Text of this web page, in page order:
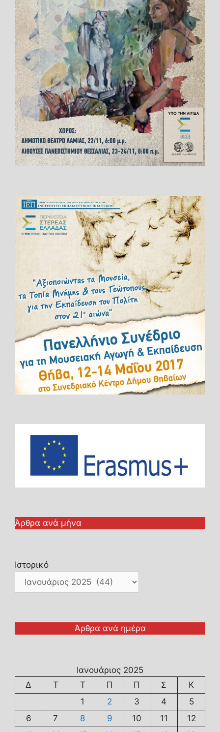
Άρθρα ανά μήνα
Ιστορικό
Άρθρα ανά ημέρα
Ιανουάριος 2025
Δ
Τ Τ Π Π Σ
Κ
1
2 3 4
5
6
7 8 9 10 11
12